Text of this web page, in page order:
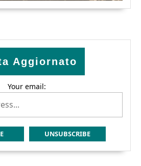
Aggiornato
Your email: